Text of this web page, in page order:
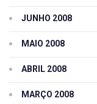
JUNHO 2008
MAIO 2008
ABRIL 2008
MARÇO 2008